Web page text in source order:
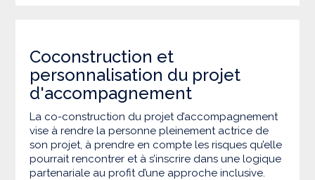
Coconstruction et
personnalisation du projet
d'accompagnement
La co-construction du projet d’accompagnement
vise à rendre la personne pleinement actrice de
son projet, à prendre en compte les risques qu’elle
pourrait rencontrer et à s’inscrire dans une logique
partenariale au profit d’une approche inclusive.